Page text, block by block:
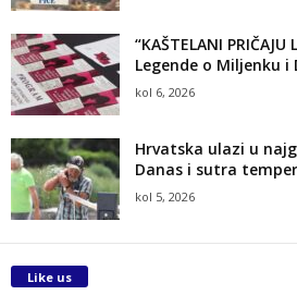
“KAŠTELANI
Legende o Miljenku i
kol 6, 2026
Hrvatska ulazi u
Danas i sutra
kol 5, 2026
Like us